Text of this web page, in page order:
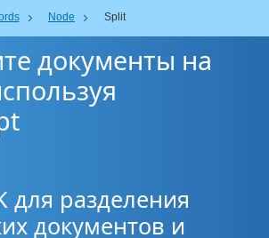
Node Split
документы на
для разделения
документов и